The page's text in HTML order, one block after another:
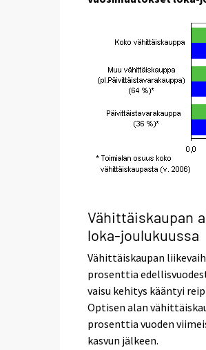
Vähittäiskaupan
loka-joulukuussa
Vähittäiskaupan
prosenttia
vaisu kehitys kääntyi
Optisen alan
prosenttia vuoden
kasvun jälkeen.